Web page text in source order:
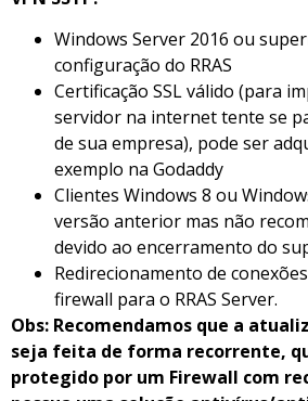
Windows Server 2016 ou
configuração do RRAS
Certificação SSL válido (para
servidor na internet tente se
de sua empresa), pode ser
exemplo na Godaddy
Clientes Windows 8 ou
versão anterior mas não
devido ao encerramento do
Redirecionamento de
firewall para o RRAS Server.
Obs: Recomendamos que a
seja feita de forma recorrente,
protegido por um Firewall com